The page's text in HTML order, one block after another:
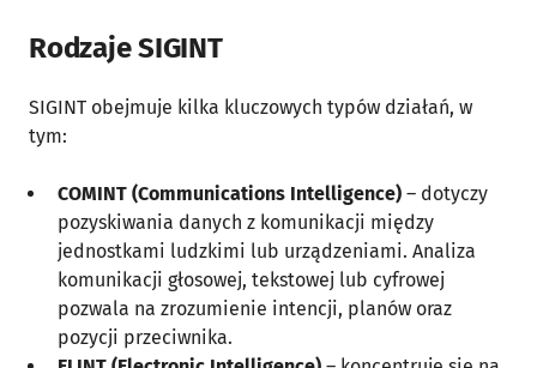
Rodzaje SIGINT
SIGINT obejmuje kilka kluczowych typów działań, w
tym:
COMINT (Communications Intelligence) – dotyczy
pozyskiwania danych z komunikacji między
jednostkami ludzkimi lub urządzeniami. Analiza
komunikacji głosowej, tekstowej lub cyfrowej
pozwala na zrozumienie intencji, planów oraz
pozycji przeciwnika.